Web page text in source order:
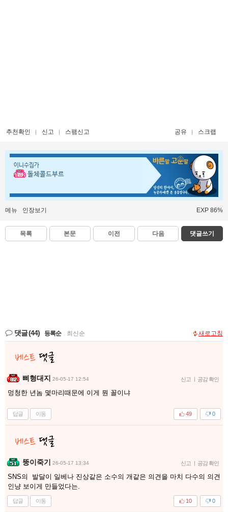
추천확인 신고 스팸신고 공유 스크랩
이니수집가
돌체콜드부르
메뉴 인장보기 EXP 86%
목록 본문 이전 다음 댓글쓰기
댓글(44) 등록순 최신순 새로고침
삐형대지 26-05-17 12:54 신고 | 공감 확인
멍청한 년놈 몇마리때문에 이게 뭔 꼴이냐
답글 이동 0
49
뚱이죽기 26-05-17 13:34 신고 | 공감 확인
SNS의 발달이 일베나 진상같은 소수의 개같은 의견을 마치 다수의 의견
인냥 보이게 만들었다는.
답글 이동 0
10